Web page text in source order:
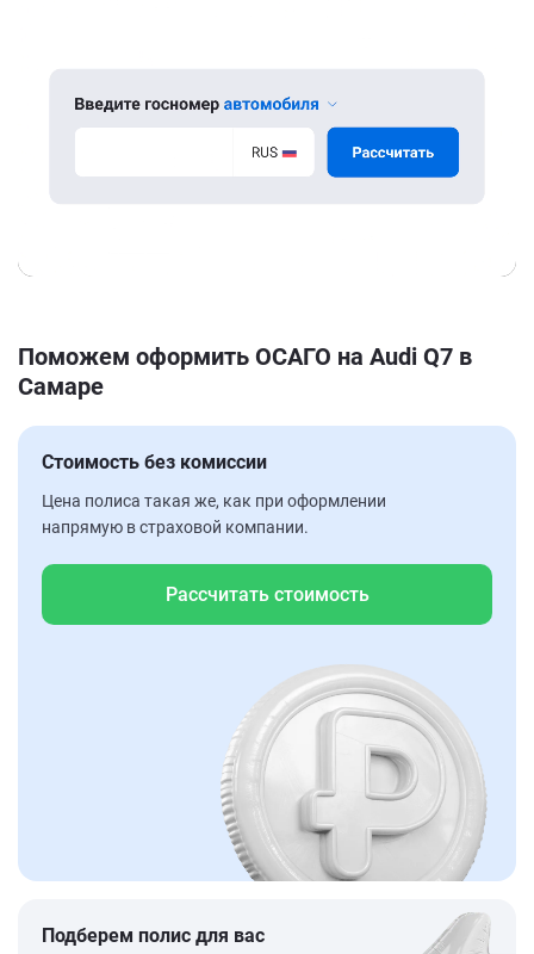
Поможем оформить ОСАГО на Audi Q7 в
Самаре
Стоимость без комиссии
Цена полиса такая же, как при оформлении
напрямую в страховой компании.
Рассчитать стоимость
Подберем полис для вас